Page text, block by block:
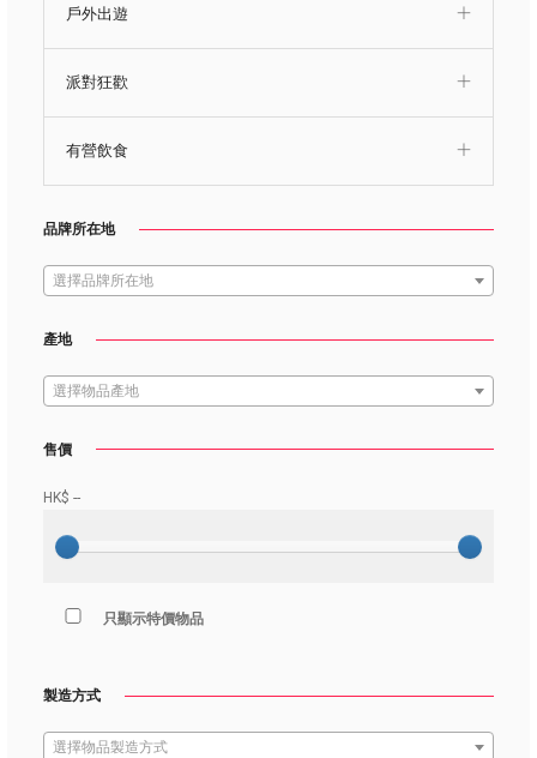
戶外出遊
派對狂歡
有營飲食
品牌所在地
選擇品牌所在地
產地
選擇物品產地
售價
HK$ --
只顯示特價物品
製造方式
選擇物品製造方式